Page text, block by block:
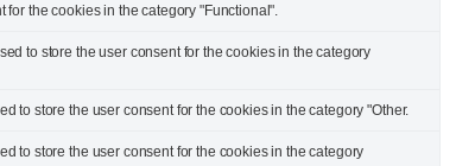
the cookies in the category "Functional".
to store the user consent for the cookies in the category
to store the user consent for the cookies in the category "Other.
to store the user consent for the cookies in the category